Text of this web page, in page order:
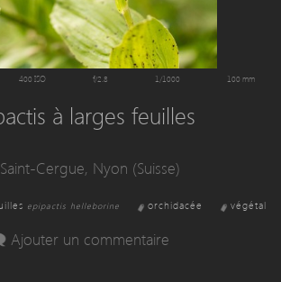
400 ISO f/2.8 1/1000 100 mm
à larges feuilles
Saint-Cergue, Nyon (Suisse)
epipactis helleborine orchidacée végétal
Ajouter un commentaire